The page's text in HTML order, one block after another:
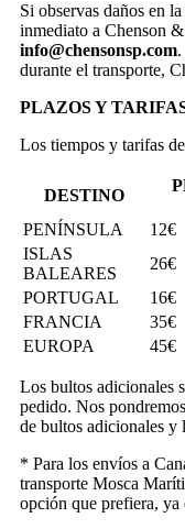
Si observas daños en
inmediato a Chenson
info@chensonsp.com
durante el transporte,
PLAZOS Y
Los tiempos y tarifas
DESTINO
PENÍNSULA
12€
ISLAS
BALEARES
26€
PORTUGAL
16€
FRANCIA
35€
EUROPA
45€
Los bultos adicionales
pedido. Nos
de bultos adicionales y
* Para los envíos a
transporte Mosca
opción que prefiera, ya